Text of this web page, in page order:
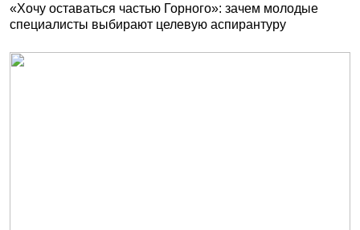
«Хочу оставаться частью Горного»: зачем молодые
специалисты выбирают целевую аспирантуру